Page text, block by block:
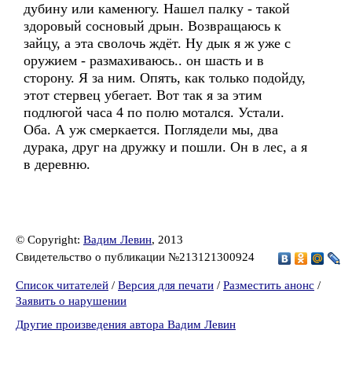
дубину или каменюгу. Нашел палку - такой
здоровый сосновый дрын. Возвращаюсь к
зайцу, а эта сволочь ждёт. Ну дык я ж уже с
оружием - размахиваюсь.. он шасть и в
сторону. Я за ним. Опять, как только подойду,
этот стервец убегает. Вот так я за этим
подлюгой часа 4 по полю мотался. Устали.
Оба. А уж смеркается. Поглядели мы, два
дурака, друг на дружку и пошли. Он в лес, а я
в деревню.
© Copyright: Вадим Левин, 2013
Свидетельство о публикации №213121300924
Список читателей / Версия для печати / Разместить анонс /
Заявить о нарушении
Другие произведения автора Вадим Левин